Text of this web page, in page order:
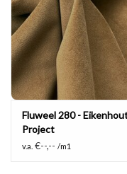
Fluweel 280 -
Project
v.a. €--,-- /m1